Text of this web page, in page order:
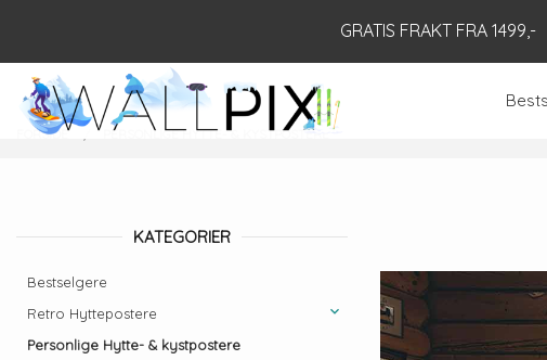
innholdet
GRATIS FRAKT FRA 1499,-
PRODUKTER
FORSIDE PERSONLIGE HYTTE- & KYSTPOSTERE
KATEGORIER
Bestselgere
Retro Hyttepostere
Personlige Hytte- & kystpostere